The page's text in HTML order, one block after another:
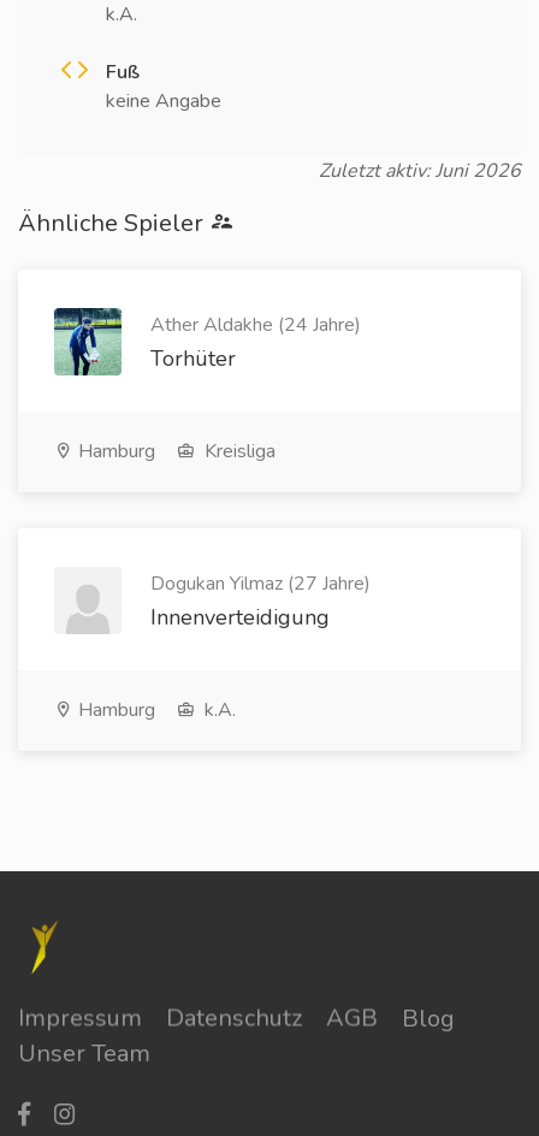
k.A.
Fuß
keine Angabe
Zuletzt aktiv: Juni 2026
Ähnliche Spieler
Ather Aldakhe (24 Jahre)
Torhüter
Hamburg Kreisliga
Dogukan Yilmaz (27 Jahre)
Innenverteidigung
Hamburg k.A.
Impressum Datenschutz AGB
Blog
Unser Team